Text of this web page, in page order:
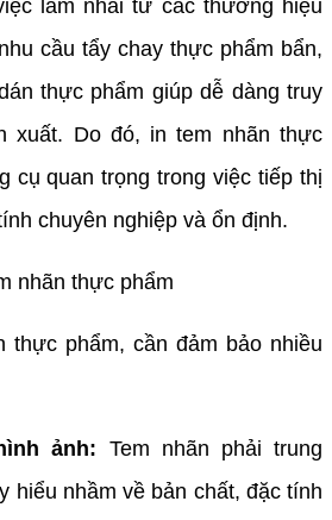
làm nhái từ các thương hiệu
cầu tẩy chay thực phẩm bẩn,
thực phẩm giúp dễ dàng truy
xuất. Do đó, in tem nhãn thực
cụ quan trọng trong việc tiếp thị
chuyên nghiệp và ổn định.
phẩm, cần đảm bảo nhiều
ảnh: Tem nhãn phải trung
hiểu nhầm về bản chất, đặc tính